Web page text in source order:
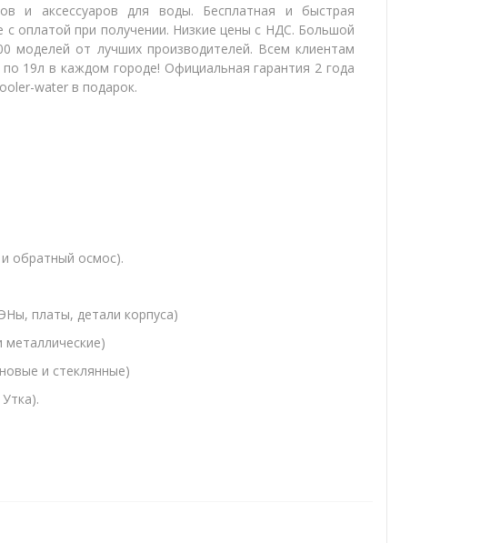
и аксессуаров для воды. Бесплатная и быстрая
с оплатой при получении. Низкие цены с НДС. Большой
моделей от лучших производителей. Всем клиентам
19л в каждом городе! Официальная гарантия 2 года
water в подарок.
обратный осмос).
платы, детали корпуса)
металлические)
и стеклянные)